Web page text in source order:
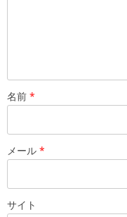
名前 *
メール *
サイト